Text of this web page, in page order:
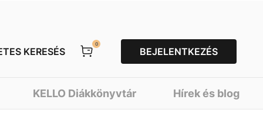
KERESÉS
0
BEJELENTKEZÉS
KELLO Diákkönyvtár Hírek és blog